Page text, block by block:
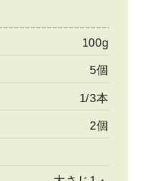
100g
5個
1/3本
2個